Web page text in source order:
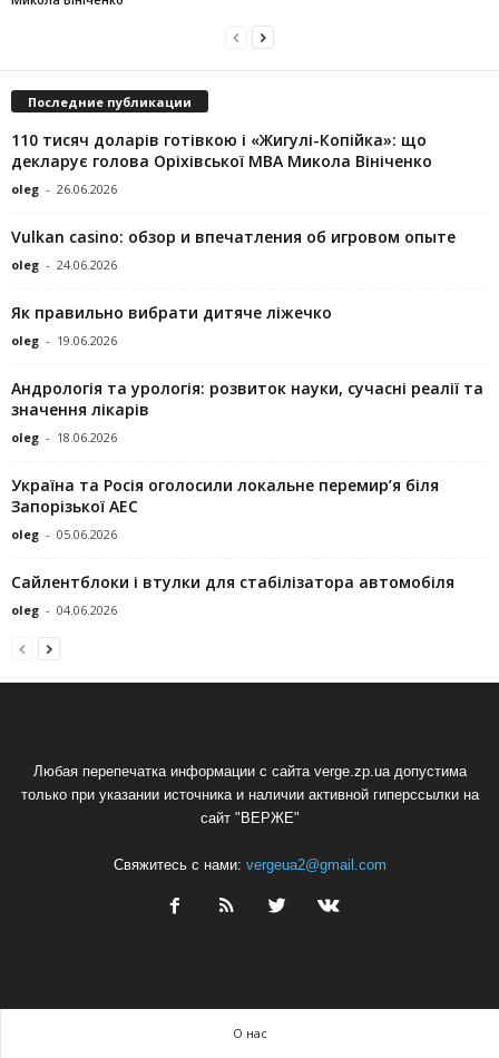
Последние публикации
110 тисяч доларів готівкою і «Жигулі-Копійка»: що
декларує голова Оріхівської МВА Микола Вініченко
oleg - 26.06.2026
Vulkan casino: обзор и впечатления об игровом опыте
oleg - 24.06.2026
Як правильно вибрати дитяче ліжечко
oleg - 19.06.2026
Андрологія та урологія: розвиток науки, сучасні реалії та
значення лікарів
oleg - 18.06.2026
Україна та Росія оголосили локальне перемир’я біля
Запорізької АЕС
oleg - 05.06.2026
Сайлентблоки і втулки для стабілізатора автомобіля
oleg - 04.06.2026
Любая перепечатка информации с сайта verge.zp.ua допустима
только при указании источника и наличии активной гиперссылки на
сайт "ВЕРЖЕ"
Свяжитесь с нами: vergeua2@gmail.com
О нас